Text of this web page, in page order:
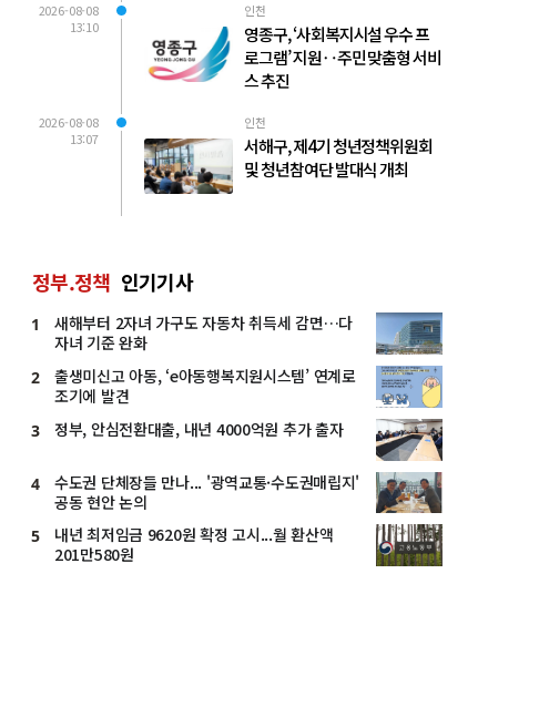
2026-08-08
13:10
인천
영종구, ‘사회복지시설 우수 프
로그램’ 지원‥주민 맞춤형 서비
스 추진
2026-08-08
13:07
인천
서해구, 제4기 청년정책위원회
및 청년참여단 발대식 개최
정부.정책 인기기사
1
새해부터 2자녀 가구도 자동차 취득세 감면…다
자녀 기준 완화
2
출생미신고 아동, ‘e아동행복지원시스템’ 연계로
조기에 발견
3 정부, 안심전환대출, 내년 4000억원 추가 출자
4
수도권 단체장들 만나... '광역교통·수도권매립지'
공동 현안 논의
5
내년 최저임금 9620원 확정 고시...월 환산액
201만580원